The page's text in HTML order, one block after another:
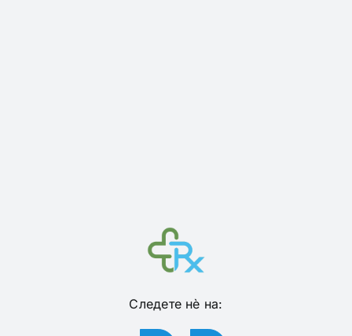
Следете нѐ на: